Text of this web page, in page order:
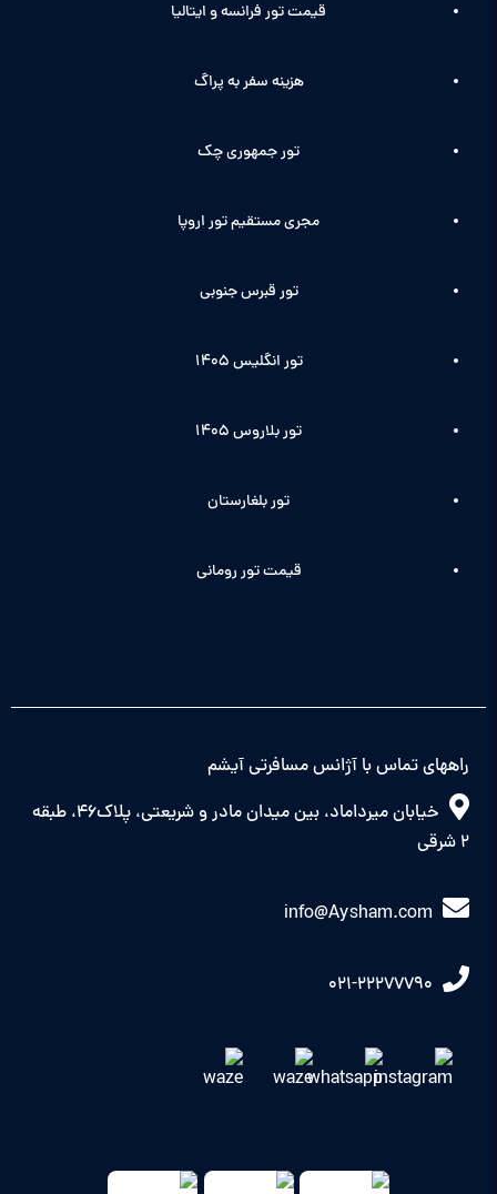
قیمت تور فرانسه و ایتالیا
هزینه سفر به پراگ
تور جمهوری چک
مجری مستقیم تور اروپا
تور قبرس جنوبی
تور انگلیس ۱۴۰5
تور بلاروس 1405
تور بلغارستان
قیمت تور رومانی
راههای تماس با آژانس مسافرتی آیشم
خیابان میرداماد، بین میدان مادر و شریعتی، پلاک46، طبقه
2 شرقی